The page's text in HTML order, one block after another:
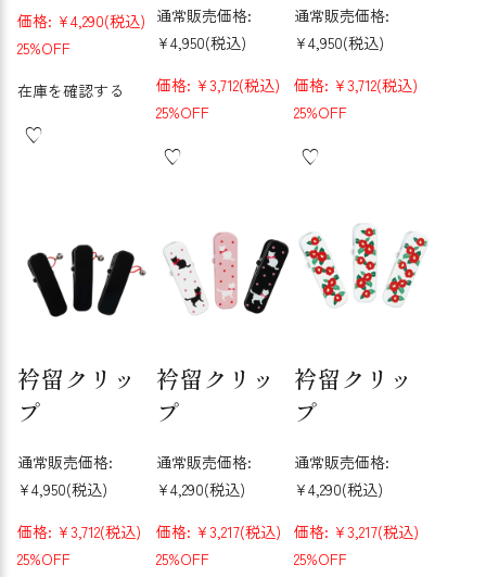
価格: ¥4,290(税込)
25%OFF
在庫を確認する
通常販売価格:
¥4,950(税込)
価格: ¥3,712(税込)
25%OFF
通常販売価格:
¥4,950(税込)
価格: ¥3,712(税込)
25%OFF
衿留クリッ
プ
通常販売価格:
¥4,950(税込)
価格: ¥3,712(税込)
25%OFF
衿留クリッ
プ
通常販売価格:
¥4,290(税込)
価格: ¥3,217(税込)
25%OFF
衿留クリッ
プ
通常販売価格:
¥4,290(税込)
価格: ¥3,217(税込)
25%OFF